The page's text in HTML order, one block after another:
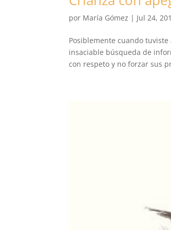
por María Gómez | Jul 24,
Posiblemente cuando
insaciable búsqueda de
con respeto y no forzar sus